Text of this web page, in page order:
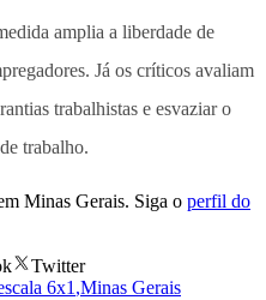
amplia a liberdade de
Já os críticos avaliam
trabalhistas e esvaziar o
trabalho.
Minas Gerais. Siga o perfil do
Twitter
6x1 ,Minas Gerais